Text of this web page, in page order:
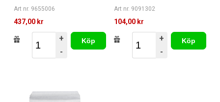
Art nr. 9655006
437,00 kr
+
-
Köp
Art nr. 9091302
104,00 kr
+
-
Köp